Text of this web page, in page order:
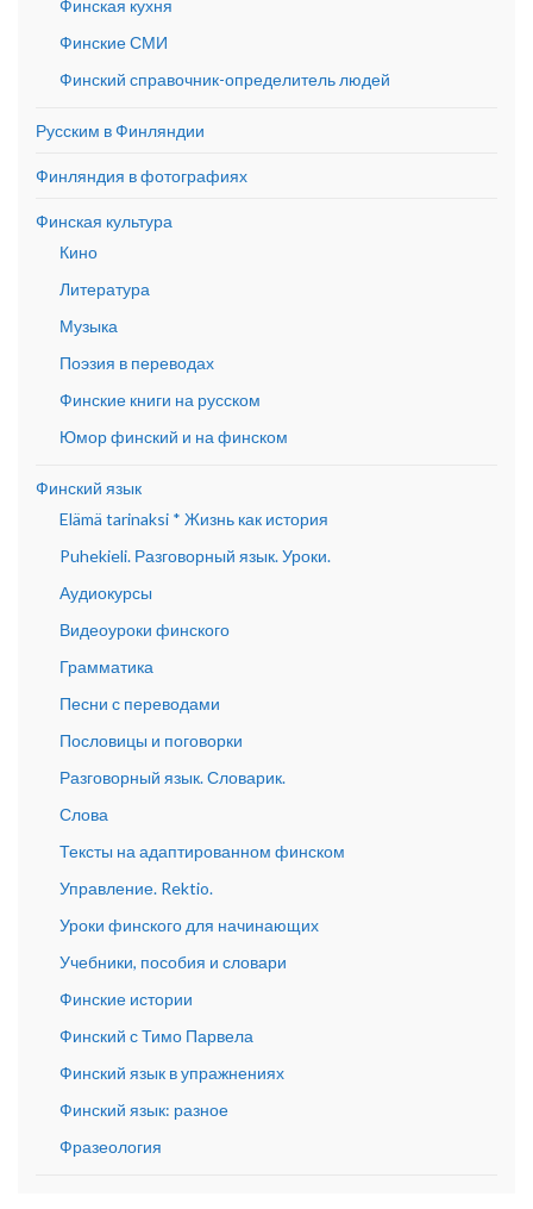
Финская кухня
Финские СМИ
Финский справочник-определитель людей
Русским в Финляндии
Финляндия в фотографиях
Финская культура
Кино
Литература
Музыка
Поэзия в переводах
Финские книги на русском
Юмор финский и на финском
Финский язык
Elämä tarinaksi * Жизнь как история
Puhekieli. Разговорный язык. Уроки.
Аудиокурсы
Видеоуроки финского
Грамматика
Песни с переводами
Пословицы и поговорки
Разговорный язык. Словарик.
Слова
Тексты на адаптированном финском
Управление. Rektio.
Уроки финского для начинающих
Учебники, пособия и словари
Финские истории
Финский с Тимо Парвела
Финский язык в упражнениях
Финский язык: разное
Фразеология